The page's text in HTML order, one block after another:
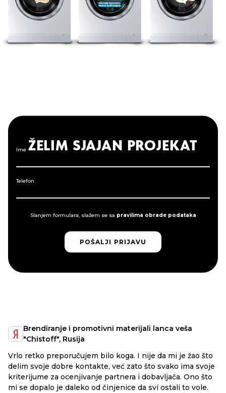
Ime
Telefon
Slanjem formulara, slažem se sa pravilima obrade podataka
POŠALJI PRIJAVU
POŠALJI PRIJAVU
ŽELIM SJAJAN PROJEKAT
Brendiranje i promotivni materijali lanca veša
"Chistoff", Rusija
Vrlo retko preporučujem bilo koga. I nije da mi je žao što
delim svoje dobre kontakte, već zato što svako ima svoje
kriterijume za ocenjivanje partnera i dobavljača. Ono što
mi se dopalo je daleko od činjenice da svi ostali to vole.